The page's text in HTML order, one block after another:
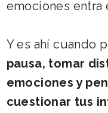
emociones entra
Y es ahí cuando
pausa, tomar
emociones y
cuestionar tus